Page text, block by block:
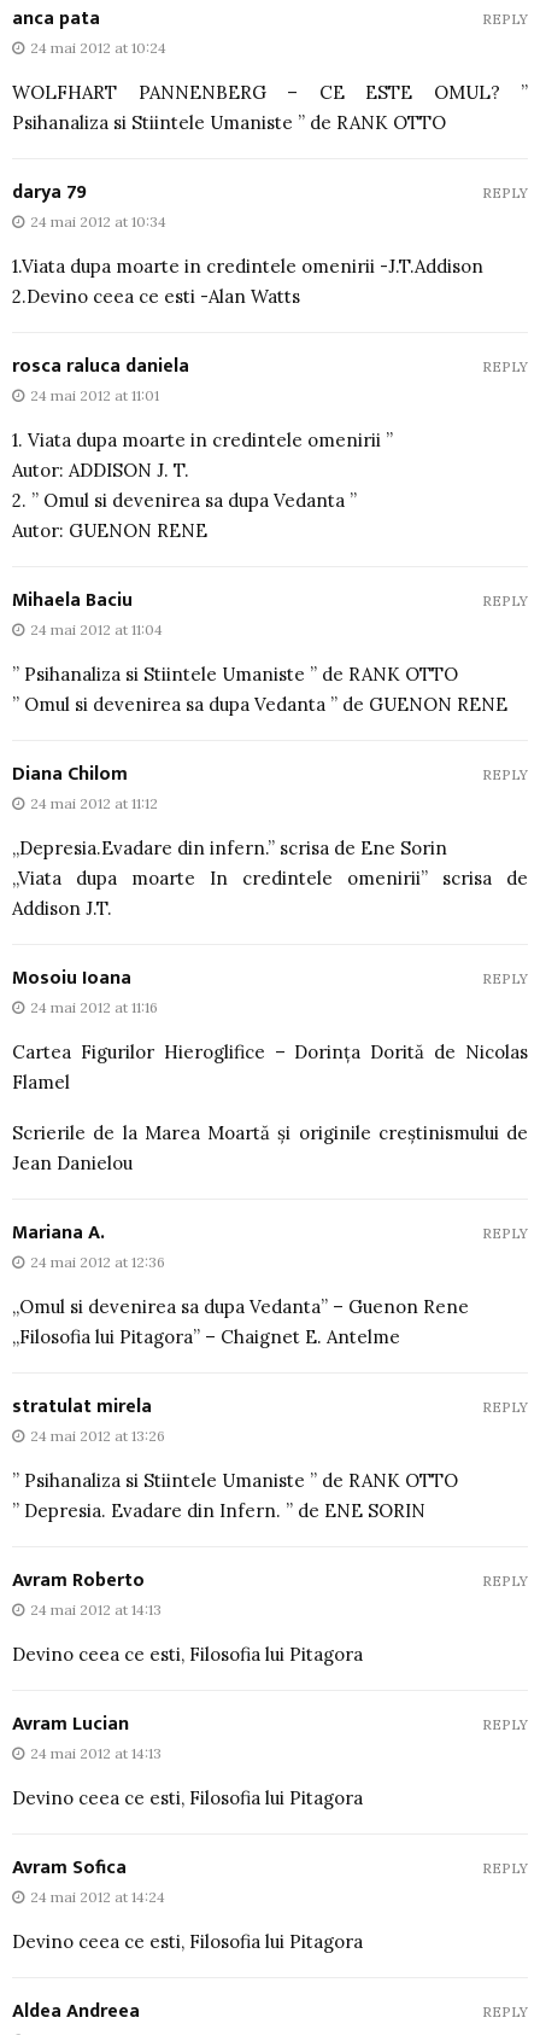
anca pata
24 mai 2012 at 10:24
WOLFHART PANNENBERG – CE ESTE OMUL? ”
Psihanaliza si Stiintele Umaniste ” de RANK OTTO
REPLY
darya 79
24 mai 2012 at 10:34
1.Viata dupa moarte in credintele omenirii -J.T.Addison
2.Devino ceea ce esti -Alan Watts
REPLY
rosca raluca daniela
24 mai 2012 at 11:01
1. Viata dupa moarte in credintele omenirii ”
Autor: ADDISON J. T.
2. ” Omul si devenirea sa dupa Vedanta ”
Autor: GUENON RENE
REPLY
Mihaela Baciu
24 mai 2012 at 11:04
” Psihanaliza si Stiintele Umaniste ” de RANK OTTO
” Omul si devenirea sa dupa Vedanta ” de GUENON RENE
REPLY
Diana Chilom
24 mai 2012 at 11:12
„Depresia.Evadare din infern.” scrisa de Ene Sorin
„Viata dupa moarte In credintele omenirii” scrisa de
Addison J.T.
REPLY
Mosoiu Ioana
24 mai 2012 at 11:16
Cartea Figurilor Hieroglifice – Dorința Dorită de Nicolas
Flamel
Scrierile de la Marea Moartă și originile creștinismului de
Jean Danielou
REPLY
Mariana A.
24 mai 2012 at 12:36
„Omul si devenirea sa dupa Vedanta” – Guenon Rene
„Filosofia lui Pitagora” – Chaignet E. Antelme
REPLY
stratulat mirela
24 mai 2012 at 13:26
” Psihanaliza si Stiintele Umaniste ” de RANK OTTO
” Depresia. Evadare din Infern. ” de ENE SORIN
REPLY
Avram Roberto
24 mai 2012 at 14:13
Devino ceea ce esti, Filosofia lui Pitagora
REPLY
Avram Lucian
24 mai 2012 at 14:13
Devino ceea ce esti, Filosofia lui Pitagora
REPLY
Avram Sofica
24 mai 2012 at 14:24
Devino ceea ce esti, Filosofia lui Pitagora
REPLY
Aldea Andreea REPLY